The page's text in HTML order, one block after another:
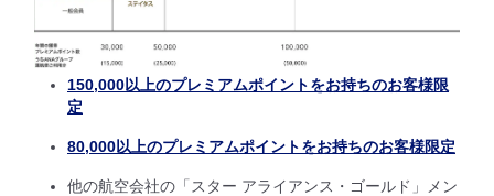
150,000以上のプレミアムポイントをお持ちのお客様限
定
80,000以上のプレミアムポイントをお持ちのお客様限定
他の航空会社の「スター アライアンス・ゴールド」メン